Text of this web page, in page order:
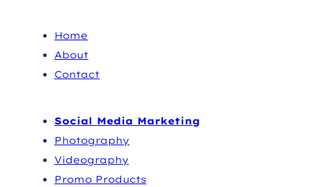
Home
About
Contact
Social Media Marketing
Photography
Videography
Promo Products